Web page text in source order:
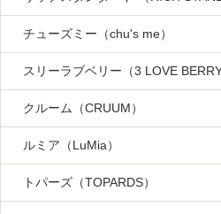
チューズミー（chu's me）
スリーラブベリー（3 LOVE BERRY
クルーム（CRUUM）
ルミア（LuMia）
トパーズ（TOPARDS）